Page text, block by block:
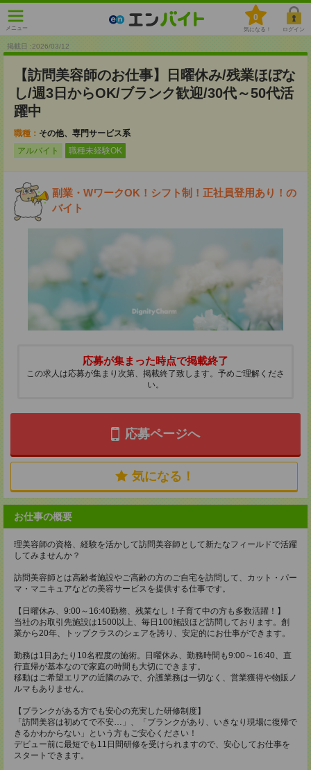
メニュー
0
気になる！ ログイン
掲載日 :2026/03/12
【訪問美容師のお仕事】日曜休み/残業ほぼな
し/週3日からOK/ブランク歓迎/30代～50代活
躍中
職種： その他、専門サービス系
アルバイト
職種未経験OK
副業・WワークOK！シフト制！正社員登用あり！の
バイト
応募が集まった時点で掲載終了
この求人は応募が集まり次第、掲載終了致します。予めご理解くださ
い。
応募ページへ
気になる！
お仕事の概要
理美容師の資格、経験を活かして訪問美容師として新たなフィールドで活躍
してみませんか？
訪問美容師とは高齢者施設やご高齢の方のご自宅を訪問して、カット・パー
マ・マニキュアなどの美容サービスを提供する仕事です。
【日曜休み、9:00～16:40勤務、残業なし！子育て中の方も多数活躍！】
当社のお取引先施設は1500以上、毎日100施設ほど訪問しております。創
業から20年、トップクラスのシェアを誇り、安定的にお仕事ができます。
勤務は1日あたり10名程度の施術。日曜休み、勤務時間も9:00～16:40、直
行直帰が基本なので家庭の時間も大切にできます。
移動はご希望エリアの近隣のみで、介護業務は一切なく、営業獲得や物販ノ
ルマもありません。
【ブランクがある方でも安心の充実した研修制度】
「訪問美容は初めてで不安…」、「ブランクがあり、いきなり現場に復帰で
きるかわからない」という方もご安心ください！
デビュー前に最短でも11日間研修を受けられますので、安心してお仕事を
スタートできます。